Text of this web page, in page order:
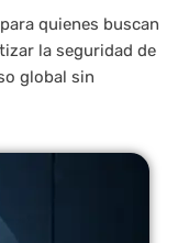
quienes buscan
la seguridad de
global sin